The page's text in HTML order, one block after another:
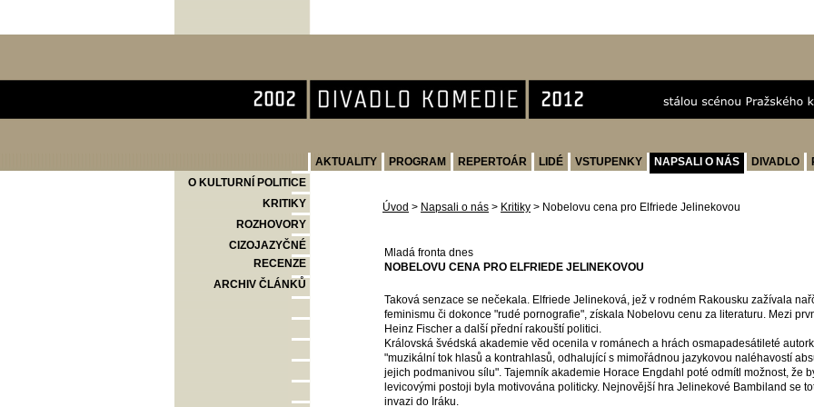
AKTUALITY PROGRAM REPERTOÁR LIDÉ VSTUPENKY NAPSALI O NÁS DIVADLO
O KULTURNÍ POLITICE
KRITIKY
ROZHOVORY
CIZOJAZYČNÉ
RECENZE
ARCHIV ČLÁNKŮ
Úvod > Napsali o nás > Kritiky > Nobelovu cena pro Elfriede Jelinekovou
Mladá fronta dnes
NOBELOVU CENA PRO ELFRIEDE JELINEKOVOU
Taková senzace se nečekala. Elfriede Jelineková, jež v rodném Rakousku zažívala
feminismu či dokonce "rudé pornografie", získala Nobelovu cenu za literaturu. Mezi
Heinz Fischer a další přední rakouští politici.
Královská švédská akademie věd ocenila v románech a hrách osmapadesátileté
"muzikální tok hlasů a kontrahlasů, odhalující s mimořádnou jazykovou naléhavostí
jejich podmanivou sílu". Tajemník akademie Horace Engdahl poté odmítl možnost, že
levicovými postoji byla motivována politicky. Nejnovější hra Jelinekové Bambiland se
invazi do Iráku.